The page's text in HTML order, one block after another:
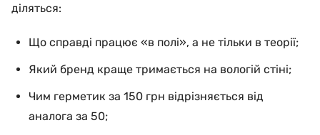
діляться:
Що справді працює «в полі», а не тільки в теорії;
Який бренд краще тримається на вологій стіні;
Чим герметик за 150 грн відрізняється від
аналога за 50;